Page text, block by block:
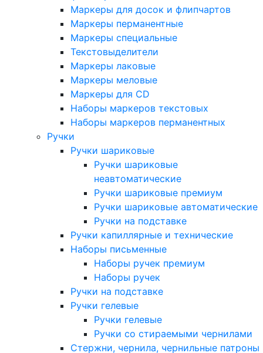
Маркеры для досок и флипчартов
Маркеры перманентные
Маркеры специальные
Текстовыделители
Маркеры лаковые
Маркеры меловые
Маркеры для CD
Наборы маркеров текстовых
Наборы маркеров перманентных
Ручки
Ручки шариковые
Ручки шариковые
неавтоматические
Ручки шариковые премиум
Ручки шариковые автоматические
Ручки на подставке
Ручки капиллярные и технические
Наборы письменные
Наборы ручек премиум
Наборы ручек
Ручки на подставке
Ручки гелевые
Ручки гелевые
Ручки со стираемыми чернилами
Стержни, чернила, чернильные патроны